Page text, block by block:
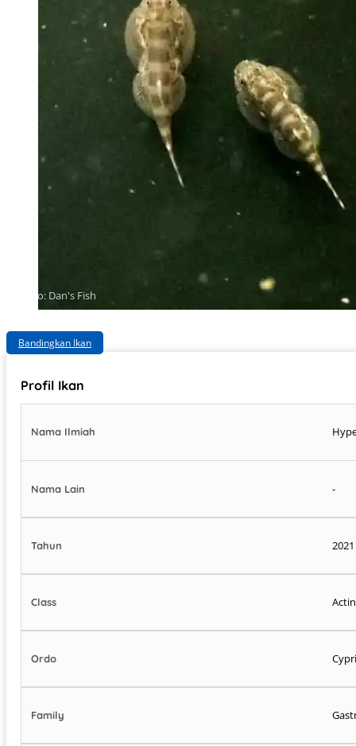
Photo: Dan's Fish
Bandingkan Ikan
Profil Ikan
Nama Ilmiah
Nama Lain -
Tahun 2021
Class
Ordo
Family